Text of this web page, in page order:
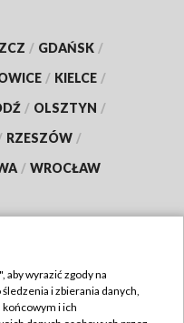
/ GDAŃSK /
/ KIELCE /
/ OLSZTYN /
RZESZÓW /
/ WROCŁAW
aby wyrazić zgody na
i zbierania danych,
i ich